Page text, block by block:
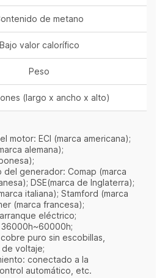
de metano
Bajo valor calorífico
Peso
(largo x ancho x alto)
motor: ECI (marca americana);
alemana);
generador: Comap (marca
DSE(marca de Inglaterra);
italiana); Stamford (marca
(marca francesa);
eléctrico;
puro sin escobillas,
voltaje;
conectado a la
automático, etc.